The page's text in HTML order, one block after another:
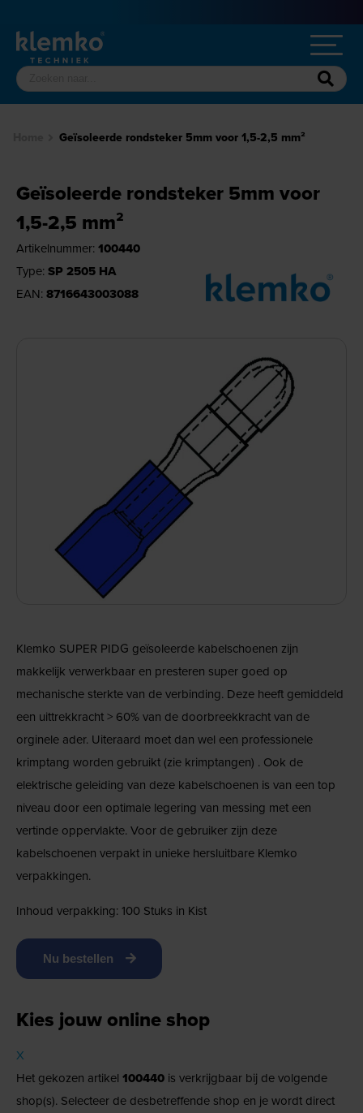
Geïsoleerde rondsteker 5mm voor 1,5-2,5 mm²
Geïsoleerde rondsteker 5mm voor
1,5-2,5 mm²
Artikelnummer: 100440
Type: SP 2505 HA
EAN: 8716643003088
Klemko SUPER PIDG geïsoleerde kabelschoenen zijn
makkelijk verwerkbaar en presteren super goed op
mechanische sterkte van de verbinding. Deze heeft gemiddeld
een uittrekkracht > 60% van de doorbreekkracht van de
orginele ader. Uiteraard moet dan wel een professionele
krimptang worden gebruikt (zie krimptangen) . Ook de
elektrische geleiding van deze kabelschoenen is van een top
niveau door een optimale legering van messing met een
vertinde oppervlakte. Voor de gebruiker zijn deze
kabelschoenen verpakt in unieke hersluitbare Klemko
verpakkingen.
Inhoud verpakking: 100 Stuks in Kist
Nu bestellen
Kies jouw online shop
X
Het gekozen artikel 100440 is verkrijgbaar bij de volgende
shop(s). Selecteer de desbetreffende shop en je wordt direct